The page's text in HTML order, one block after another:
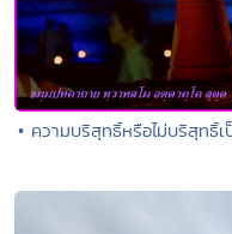
• ความบริสุทธิ์หรือไม่บริสุทธิ์